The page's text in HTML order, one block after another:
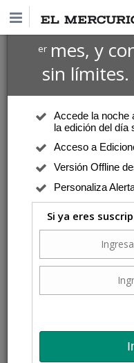
Suscríbete
ermes, y
sin límites.
Accede la noche
la edición del día
Acceso a
Versión Offline
Personaliza
Si ya eres